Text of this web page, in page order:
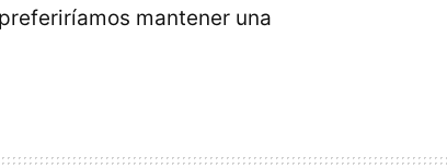
mantener una